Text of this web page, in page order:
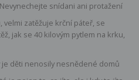
snídani ani protažení
zatěžuje krční páteř, se
jak se 40 kilovým pytlem na krku,
je děti nenosily nesnědené domů